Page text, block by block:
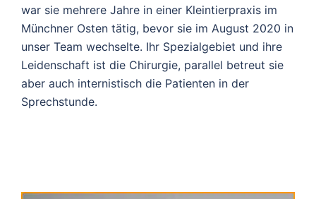
war sie mehrere Jahre in einer Kleintierpraxis im
Münchner Osten tätig, bevor sie im August 2020 in
unser Team wechselte. Ihr Spezialgebiet und ihre
Leidenschaft ist die Chirurgie, parallel betreut sie
aber auch internistisch die Patienten in der
Sprechstunde.